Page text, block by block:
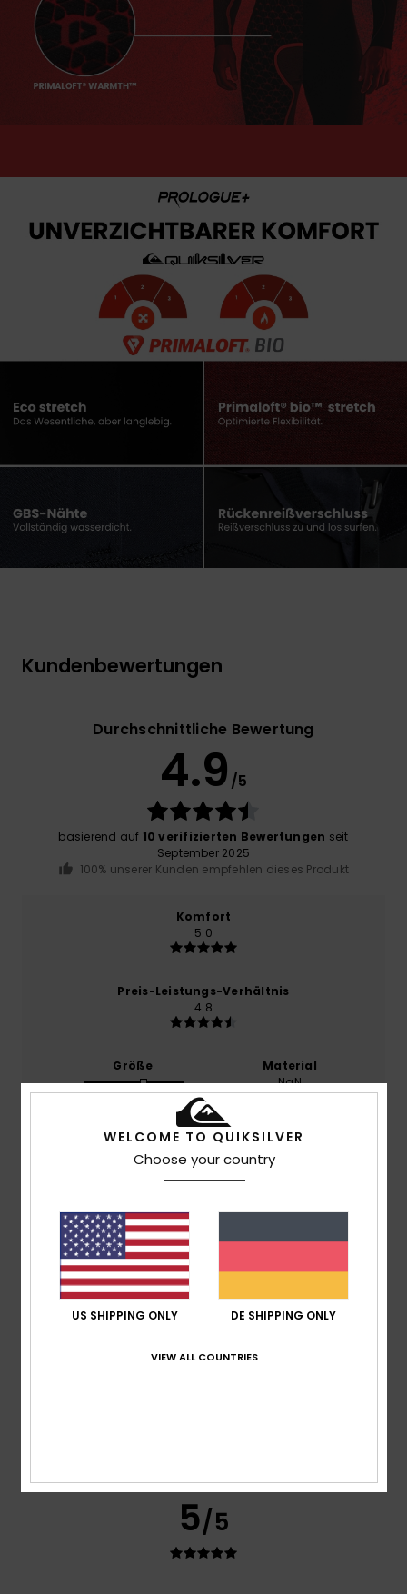
Kundenbewertungen
Durchschnittliche Bewertung
4.9 /5
basierend auf 10 verifizierten Bewertungen seit
September 2025
100% unserer Kunden empfehlen dieses Produkt
Komfort
5.0
Preis-Leistungs-Verhältnis
4.8
Größe
Zu klein Zu groß
Material
NaN
Farbe
4.6
4
Die rote Farbe auf dem Bild des Anzugs auf der Website
5/5
WELCOME TO QUIKSILVER
Choose your country
US SHIPPING ONLY DE SHIPPING ONLY
VIEW ALL COUNTRIES